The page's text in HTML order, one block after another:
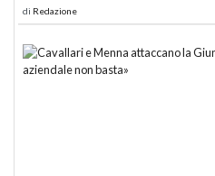
di Redazione